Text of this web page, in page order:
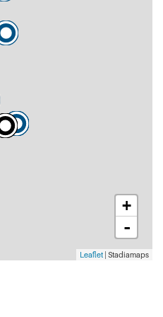
+
-
Leaflet | Stadiamaps